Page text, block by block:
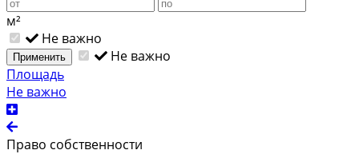
м²
Не важно
Применить
Не важно
Площадь
Не важно
Право собственности